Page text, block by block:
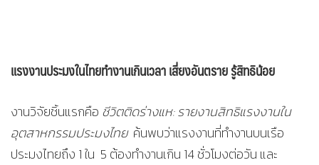
แรงงานประมงในไทยทำงานเกินเวลา เสี่ยงอันตราย รู้สิทธิน้อย
งานวิจัยชิ้นแรกคือ ชีวิตติดร่างแห:รายงานสิทธิแรงงานใน
อุตสาหกรรมประมงไทยค้นพบว่าแรงงานที่ทำงานบนเรือ
ประมงไทยถึง 1 ใน 5 ต้องทำงานเกิน 14 ชั่วโมงต่อวัน และ